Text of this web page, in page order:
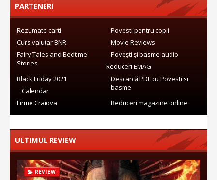
PARTENERI
Rezumate carti
Povesti pentru copii
Curs valutar BNR
Movie Reviews
Fairy Tales and Bedtime
Stories
Povești și basme audio
Reduceri EMAG
Descarcă PDF cu Povesti si
basme
Black Friday 2021
Calendar
Firme Craiova
Reduceri magazine online
ULTIMUL REVIEW
REVIEW